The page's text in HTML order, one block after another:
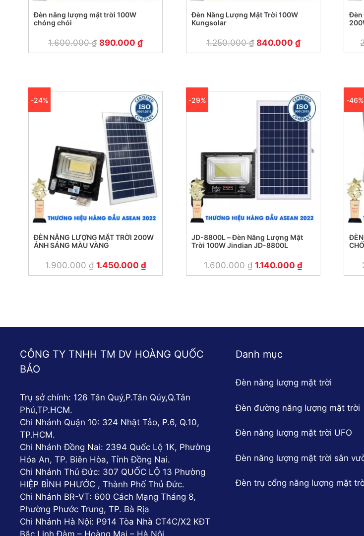
Đèn năng lượng mặt trời 100W
chóng chói
1.600.000₫ 890.000₫
Đèn Năng Lượng Mặt Trời 100W
Kungsolar
1.250.000₫ 840.000 ₫
Đèn
-24%
ĐÈN NĂNG LƯỢNG MẶT TRỜI 200W
ÁNH SÁNG MÀU VÀNG
1.900.000₫ 1.450.000 ₫
-29%
JD-8800L – Đèn Năng Lượng Mặt
Trời 100W Jindian JD-8800L
1.600.000₫ 1.140.000₫
-46%
CÔNG TY TNHH TM DV HOÀNG QUỐC
BẢO
Trụ sở chính: 126 Tân Quý,P.Tân Qúy,Q.Tân
Phú,TP.HCM.
Chi Nhánh Quận 10: 324 Nhật Tảo, P.6, Q.10,
TP.HCM.
Chi Nhánh Đồng Nai: 2394 Quốc Lộ 1K, Phường
Hóa An, TP. Biên Hòa, Tỉnh Đồng Nai.
Chi Nhánh Thủ Đức: 307 QUỐC LỘ 13 Phường
HIỆP BÌNH PHƯỚC , Thành Phố Thủ Đức.
Chi Nhánh BR-VT: 600 Cách Mạng Tháng 8,
Phường Phước Trung, TP. Bà Rịa
Chi Nhánh Hà Nội: P914 Tòa Nhà CT4C/X2 KĐT
Danh mục
Đèn năng lượng mặt trời
Đèn đường năng lượng mặt trời
Đèn năng lượng mặt trời UFO
Đèn năng lượng mặt trời sân
Đèn trụ cổng năng lượng mặt